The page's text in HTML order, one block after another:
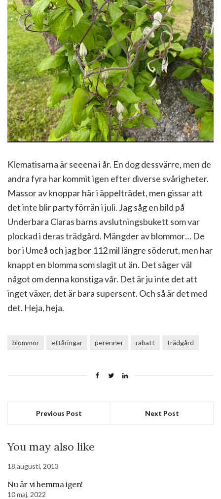
Klematisarna är seeena i år. En dog dessvärre, men de
andra fyra har kommit igen efter diverse svårigheter.
Massor av knoppar här i äppelträdet, men gissar att
det inte blir party förrän i juli. Jag såg en bild på
Underbara Claras barns avslutningsbukett som var
plockad i deras trädgård. Mängder av blommor… De
bor i Umeå och jag bor 112 mil längre söderut, men har
knappt en blomma som slagit ut än. Det säger väl
något om denna konstiga vår. Det är ju inte det att
inget växer, det är bara supersent. Och så är det med
det. Heja, heja.
blommor ettåringar perenner rabatt trädgård
Previous Post Next Post
You may also like
18 augusti, 2013
Nu är vi hemma igen!
10 maj, 2022